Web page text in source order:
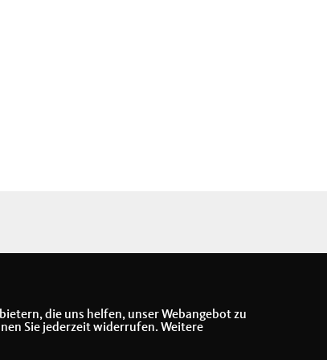
die uns helfen, unser Webangebot zu
Sie jederzeit widerrufen. Weitere